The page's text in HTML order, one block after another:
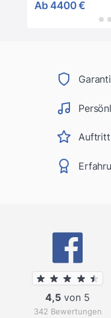
Ab 4400 €
4,5 von 5
342 Bewertungen